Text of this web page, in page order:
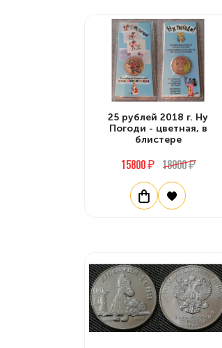
25 рублей 2018 г. Ну
Погоди - цветная, в
блистере
15800 ₽ 18000 ₽